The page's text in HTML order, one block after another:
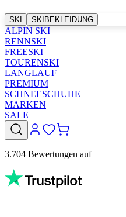
SKI SKIBEKLEIDUNG
ALPIN SKI
RENNSKI
FREESKI
TOURENSKI
LANGLAUF
PREMIUM
SCHNEESCHUHE
MARKEN
SALE
3.704 Bewertungen auf